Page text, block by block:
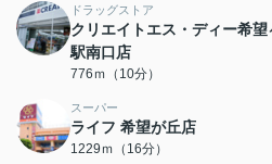
ドラッグストア
クリエイトエス・ディー希望
駅南口店
776ｍ（10分）
スーパー
ライフ 希望が丘店
1229ｍ（16分）